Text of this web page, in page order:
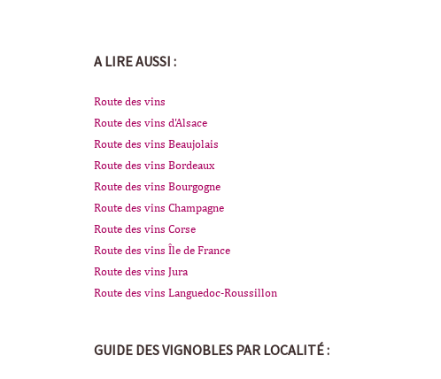
A LIRE AUSSI :
Route des vins
Route des vins d'Alsace
Route des vins Beaujolais
Route des vins Bordeaux
Route des vins Bourgogne
Route des vins Champagne
Route des vins Corse
Route des vins Île de France
Route des vins Jura
Route des vins Languedoc-Roussillon
GUIDE DES VIGNOBLES PAR LOCALITÉ :